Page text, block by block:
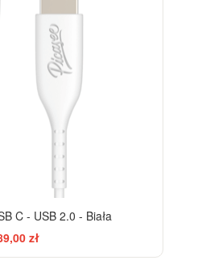
C - USB 2.0 - Biała
zł